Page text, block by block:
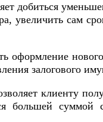
добиться
увеличить сам
оформление
залогового
клиенту
большей